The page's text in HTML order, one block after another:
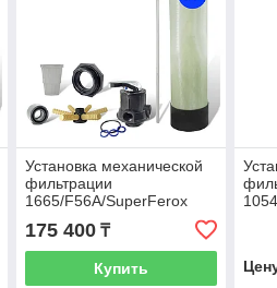
Установка механической
фильтрации
1665/F56A/SuperFerox
175 400₸
Купить